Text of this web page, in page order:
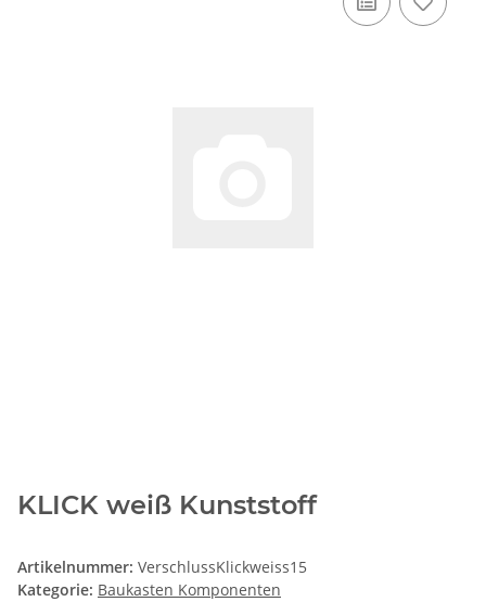
KLICK weiß Kunststoff
Artikelnummer: VerschlussKlickweiss15
Kategorie: Baukasten Komponenten